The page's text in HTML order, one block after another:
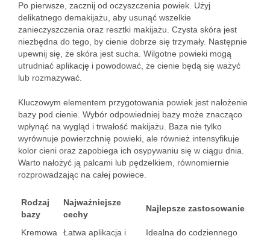
Po pierwsze, zacznij od oczyszczenia powiek. Użyj
delikatnego demakijażu, aby usunąć wszelkie
zanieczyszczenia oraz resztki makijażu. Czysta skóra jest
niezbędna do tego, by cienie dobrze się trzymały. Następnie
upewnij się, że skóra jest sucha. Wilgotne powieki mogą
utrudniać aplikację i powodować, że cienie będą się ważyć
lub rozmazywać.
Kluczowym elementem przygotowania powiek jest nałożenie
bazy pod cienie. Wybór odpowiedniej bazy może znacząco
wpłynąć na wygląd i trwałość makijażu. Baza nie tylko
wyrównuje powierzchnię powieki, ale również intensyfikuje
kolor cieni oraz zapobiega ich osypywaniu się w ciągu dnia.
Warto nałożyć ją palcami lub pędzelkiem, równomiernie
rozprowadzając na całej powiece.
Rodzaj
bazy
Najważniejsze
cechy
Najlepsze zastosowanie
Kremowa
Łatwa aplikacja i
Idealna do codziennego